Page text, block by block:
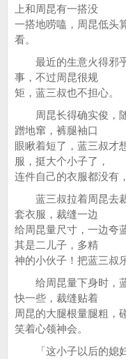
上和周昆有一搭没
一搭地唠嗑，周昆低头
看。
最近的生意火得邪乎
事，不过周昆很规
矩，蓝三叔也不担心。
周昆长得确实俊，随
蹭地窜，裤腿袖口
眼瞅着短了，蓝三叔才
服，挺大个小子了，
连件自己的衣服都没有
蓝三叔拉着周昆去裁
套衣服，裁缝一边
给周昆量尺寸，一边夸
其是二儿子，多精
神的小伙子！把蓝三叔
给周昆量下身时，蓝
快一些，裁缝贴着
周昆的大腿根量腿粗，
笑着心领神会。
「这小子以后的媳